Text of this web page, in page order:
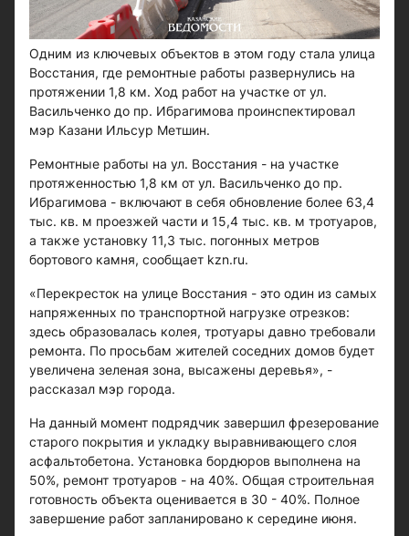
Одним из ключевых объектов в этом году стала улица
Восстания, где ремонтные работы развернулись на
протяжении 1,8 км. Ход работ на участке от ул.
Васильченко до пр. Ибрагимова проинспектировал
мэр Казани Ильсур Метшин.
Ремонтные работы на ул. Восстания - на участке
протяженностью 1,8 км от ул. Васильченко до пр.
Ибрагимова - включают в себя обновление более 63,4
тыс. кв. м проезжей части и 15,4 тыс. кв. м тротуаров,
а также установку 11,3 тыс. погонных метров
бортового камня, сообщает kzn.ru.
«Перекресток на улице Восстания - это один из самых
напряженных по транспортной нагрузке отрезков:
здесь образовалась колея, тротуары давно требовали
ремонта. По просьбам жителей соседних домов будет
увеличена зеленая зона, высажены деревья», -
рассказал мэр города.
На данный момент подрядчик завершил фрезерование
старого покрытия и укладку выравнивающего слоя
асфальтобетона. Установка бордюров выполнена на
50%, ремонт тротуаров - на 40%. Общая строительная
готовность объекта оценивается в 30 - 40%. Полное
завершение работ запланировано к середине июня.